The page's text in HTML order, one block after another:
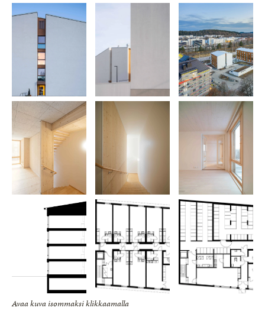
Avaa kuva isommaksi klikkaamalla